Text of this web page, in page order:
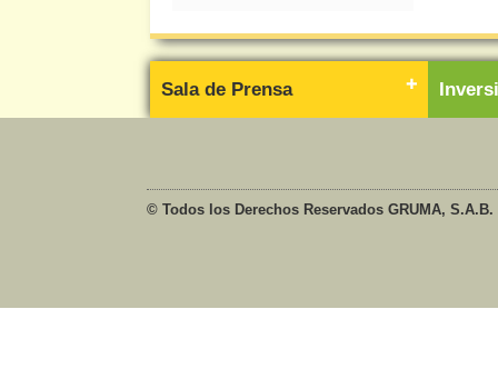
Sala de Prensa
© Todos los Derechos Reservados GRUMA, S.A.B.